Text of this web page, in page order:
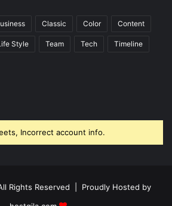
Classic Color Content
Style Team Tech Timeline
Incorrect account info.
Rights Reserved | Proudly Hosted by